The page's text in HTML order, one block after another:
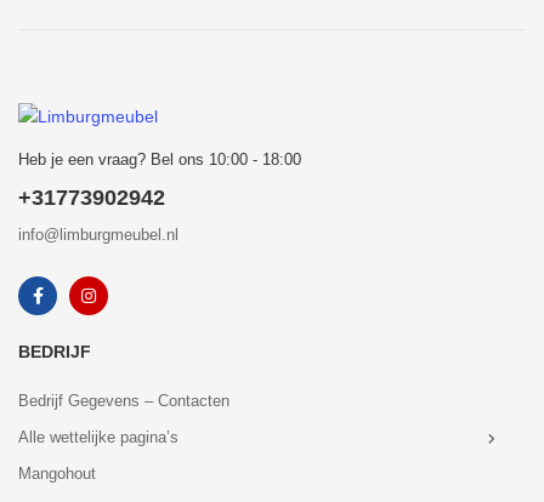
Heb je een vraag? Bel ons 10:00 - 18:00
+31773902942
info@limburgmeubel.nl
BEDRIJF
Bedrijf Gegevens – Contacten
Alle wettelijke pagina’s
Mangohout